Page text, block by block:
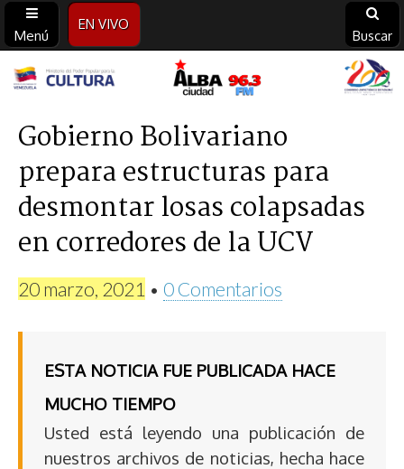
Menú
EN VIVO
Buscar
Alba
Ciudad
96.3
FM
Gobierno Bolivariano
prepara estructuras para
desmontar losas colapsadas
en corredores de la UCV
20 marzo, 2021 • 0 Comentarios
ESTA NOTICIA FUE PUBLICADA HACE
MUCHO TIEMPO
Usted está leyendo una publicación de
nuestros archivos de noticias, hecha hace